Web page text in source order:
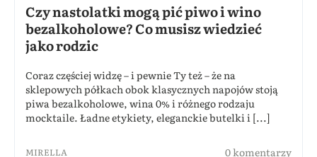
Czy nastolatki mogą pić piwo i wino
bezalkoholowe? Co musisz wiedzieć
jako rodzic
Coraz częściej widzę – i pewnie Ty też – że na
sklepowych półkach obok klasycznych napojów stoją
piwa bezalkoholowe, wina 0% i różnego rodzaju
mocktaile. Ładne etykiety, eleganckie butelki i [...]
MIRELLA 0 komentarzy